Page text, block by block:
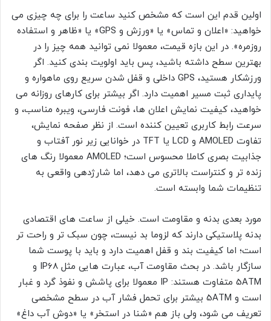
اولین قدم این است که مشخص کنید ساعت را برای چه چیزی می
خواهید: «اعلان و تماس» یا «ورزش و GPS» یا «ظاهر و استفاده
روزمره». در این بازه قیمت، معمولا نمی توانید همه چیز را در
بهترین سطح داشته باشید، پس باید اولویت بندی کنید. اگر
ورزشکار هستید، GPS داخلی و قفل شدن سریع روی ماهواره و
پایداری ثبت مسیر اهمیت دارد. اگر بیشتر برای کارهای روزانه می
خواهید، کیفیت نمایش اعلان ها، فونت فارسی، ویبره مناسب، و
سرعت رابط کاربری تعیین کننده است. از نظر صفحه نمایش،
تفاوت AMOLED و LCD یا TFT در خوانایی زیر نور آفتاب و
جذابیت بصری کاملا محسوس است؛ AMOLED معمولا رنگ های
زنده تر و کنتراست بالاتری می دهد، اما شارژدهی واقعی به
تنظیمات شما وابسته است.
مورد بعدی بدنه و مقاومت است. خیلی از ساعت های اقتصادی
بدنه پلاستیکی دارند که لزوما بد نیست، چون سبک تر و راحت تر
است؛ اما کیفیت بند و قفل اهمیت دارد و باید با پوست شما
سازگار باشد. در بحث مقاومت آب، عبارت هایی مثل IP68 و
5ATM متفاوت هستند: IP معمولا برای پاشش و نفوذ گرد و غبار
است و 5ATM بیشتر برای تحمل فشار آب در سطح مشخصی
تعریف می شود، ولی باز هم «شنا در استخر» یا «دوش آب داغ»